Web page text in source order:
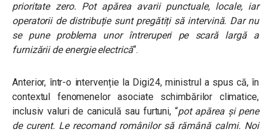
prioritate zero. Pot apărea avarii punctuale, locale, iar
operatorii de distribuție sunt pregătiți să intervină. Dar nu
se pune problema unor întreruperi pe scară largă a
furnizării de energie electrică“.
Anterior, într-o intervenție la Digi24, ministrul a spus că, în
contextul fenomenelor asociate schimbărilor climatice,
inclusiv valuri de caniculă sau furtuni, “pot apărea și pene
de curent. Le recomand românilor să rămână calmi. Noi